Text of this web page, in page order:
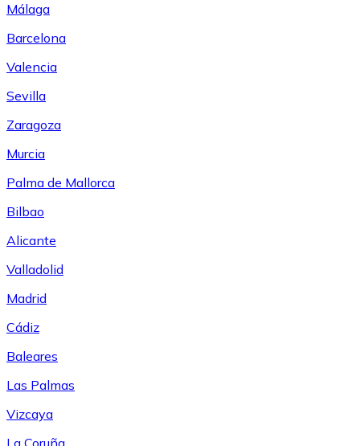
Málaga
Barcelona
Valencia
Sevilla
Zaragoza
Murcia
Palma de Mallorca
Bilbao
Alicante
Valladolid
Madrid
Cádiz
Baleares
Las Palmas
Vizcaya